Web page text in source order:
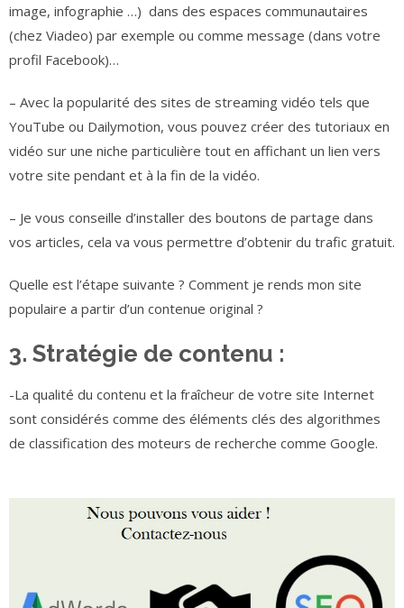
image, infographie …) dans des espaces communautaires
(chez Viadeo) par exemple ou comme message (dans votre
profil Facebook)…
– Avec la popularité des sites de streaming vidéo tels que
YouTube ou Dailymotion, vous pouvez créer des tutoriaux en
vidéo sur une niche particulière tout en affichant un lien vers
votre site pendant et à la fin de la vidéo.
– Je vous conseille d’installer des boutons de partage dans
vos articles, cela va vous permettre d’obtenir du trafic gratuit.
Quelle est l’étape suivante ? Comment je rends mon site
populaire a partir d’un contenue original ?
3. Stratégie de contenu :
-La qualité du contenu et la fraîcheur de votre site Internet
sont considérés comme des éléments clés des algorithmes
de classification des moteurs de recherche comme Google.